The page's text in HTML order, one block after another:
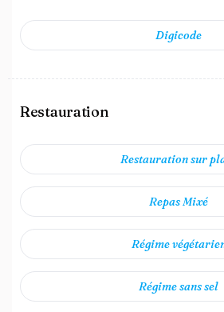
Digicode
Restauration
Restauration sur
Repas Mixé
Régime
Régime sans sel